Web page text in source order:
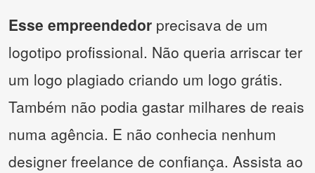
Esse empreendedor precisava de um
logotipo profissional. Não queria arriscar ter
um logo plagiado criando um logo grátis.
Também não podia gastar milhares de reais
numa agência. E não conhecia nenhum
designer freelance de confiança. Assista ao